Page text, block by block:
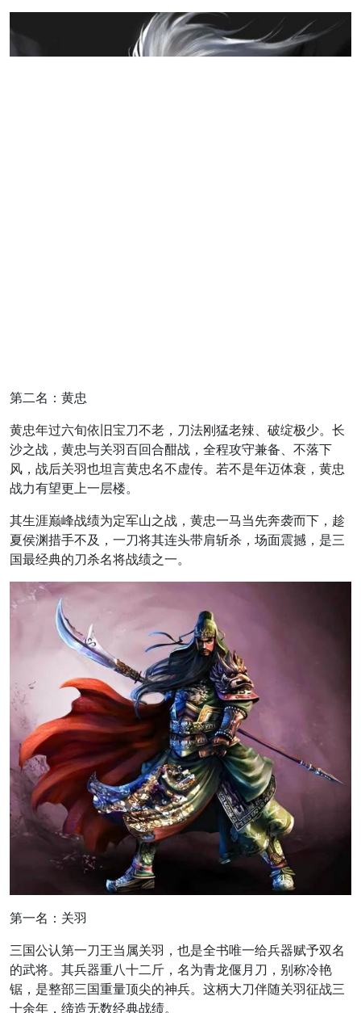
第二名：黄忠
黄忠年过六旬依旧宝刀不老，刀法刚猛老辣、破绽极少。长
沙之战，黄忠与关羽百回合酣战，全程攻守兼备、不落下
风，战后关羽也坦言黄忠名不虚传。若不是年迈体衰，黄忠
战力有望更上一层楼。
其生涯巅峰战绩为定军山之战，黄忠一马当先奔袭而下，趁
夏侯渊措手不及，一刀将其连头带肩斩杀，场面震撼，是三
国最经典的刀杀名将战绩之一。
第一名：关羽
三国公认第一刀王当属关羽，也是全书唯一给兵器赋予双名
的武将。其兵器重八十二斤，名为青龙偃月刀，别称冷艳
锯，是整部三国重量顶尖的神兵。这柄大刀伴随关羽征战三
十余年，缔造无数经典战绩。